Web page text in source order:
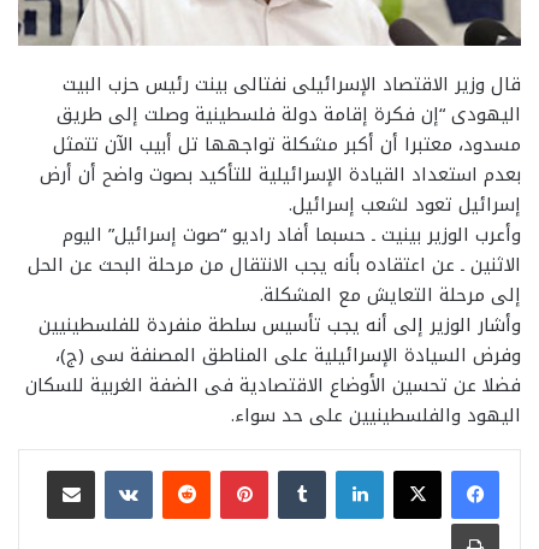
قال وزير الاقتصاد الإسرائيلى نفتالى بينت رئيس حزب البيت
اليهودى “إن فكرة إقامة دولة فلسطينية وصلت إلى طريق
مسدود، معتبرا أن أكبر مشكلة تواجهها تل أبيب الآن تتمثل
بعدم استعداد القيادة الإسرائيلية للتأكيد بصوت واضح أن أرض
إسرائيل تعود لشعب إسرائيل.
وأعرب الوزير بينيت ـ حسبما أفاد راديو “صوت إسرائيل” اليوم
الاثنين ـ عن اعتقاده بأنه يجب الانتقال من مرحلة البحث عن الحل
إلى مرحلة التعايش مع المشكلة.
وأشار الوزير إلى أنه يجب تأسيس سلطة منفردة للفلسطينيين
وفرض السيادة الإسرائيلية على المناطق المصنفة سى (ج)،
فضلا عن تحسين الأوضاع الاقتصادية فى الضفة الغربية للسكان
اليهود والفلسطينيين على حد سواء.
لينكدإن بينتيريست
مشاركة عبر البريد
طباعة